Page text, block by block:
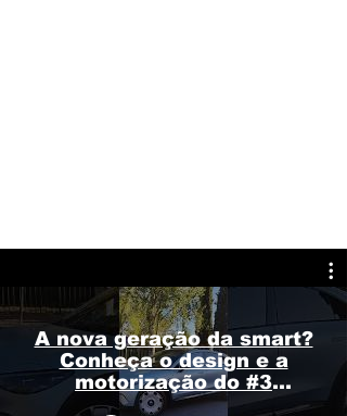
A nova geração da smart?
Conheça o design e a
motorização do #3
Premium